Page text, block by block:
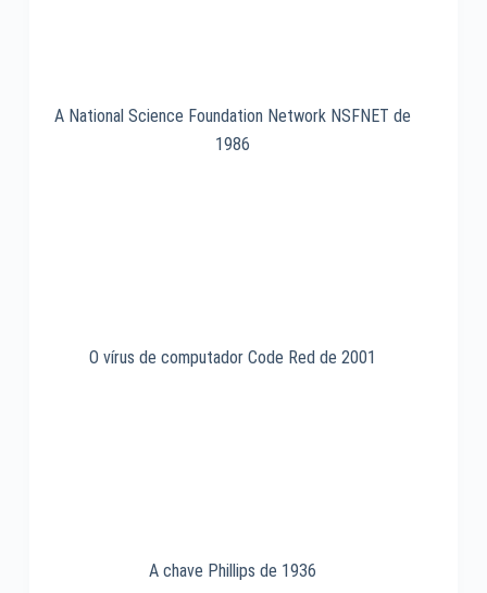
A National Science Foundation Network NSFNET de
1986
O vírus de computador Code Red de 2001
A chave Phillips de 1936